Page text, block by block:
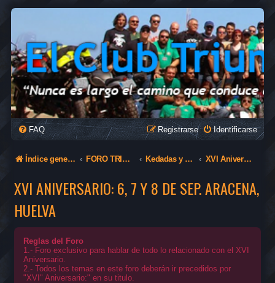
FAQ Identificarse
Registrarse
Índice general FORO TRIUMPH Kedadas y reuniones XVI Aniversario: 6, 7 y 8 de sep. Aracena, Huelva
XVI ANIVERSARIO: 6, 7 Y 8 DE SEP. ARACENA,
HUELVA
Reglas del Foro
1.- Foro exclusivo para hablar de todo lo relacionado con el XVI
Aniversario.
2.- Todos los temas en este foro deberán ir precedidos por
"XVI" Aniversario:" en su titulo.